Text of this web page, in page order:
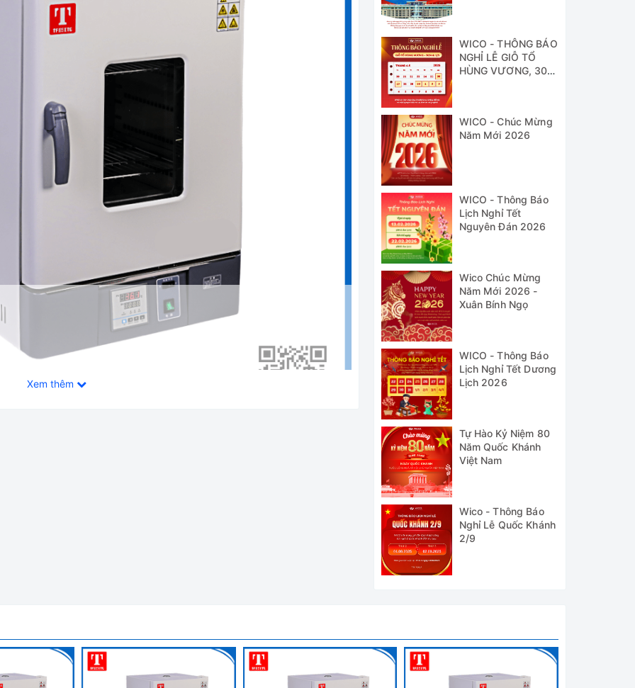
dụng rộng rãi.
độ và thời gian, tự động tắt khi chạy hết thời gian cài đặt.
cài đặt bằng những phím chức năng trên bộ điều khiển.
Xem thêm
WICO - THÔNG BÁO
NGHỈ LỄ GIỖ TỔ
HÙNG VƯƠNG, 30/4
WICO - Chúc Mừng
Năm Mới 2026
WICO - Thông Báo
Lịch Nghỉ Tết
Nguyên Đán 2026
Wico Chúc Mừng
Năm Mới 2026 -
Xuân Bính Ngọ
WICO - Thông Báo
Lịch Nghỉ Tết Dương
Lịch 2026
Tự Hào Kỷ Niệm 80
Năm Quốc Khánh
Việt Nam
Wico - Thông Báo
Nghỉ Lễ Quốc Khánh
2/9